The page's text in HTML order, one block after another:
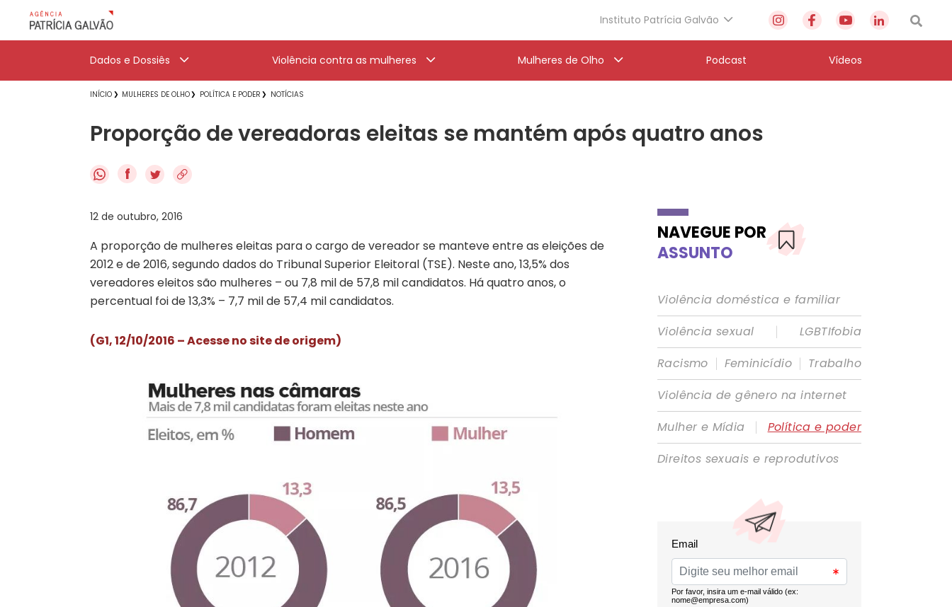
Instituto Patrícia Galvão
Dados e Dossiês Violência contra as mulheres Mulheres de Olho Podcast Vídeos
INÍCIO MULHERES DE OLHO POLÍTICA E PODER NOTÍCIAS
Proporção de vereadoras eleitas se mantém após quatro anos
f
12 de outubro, 2016
A proporção de mulheres eleitas para o cargo de vereador se manteve entre as eleições de
2012 e de 2016, segundo dados do Tribunal Superior Eleitoral (TSE). Neste ano, 13,5% dos
vereadores eleitos são mulheres – ou 7,8 mil de 57,8 mil candidatos. Há quatro anos, o
percentual foi de 13,3% – 7,7 mil de 57,4 mil candidatos.
(G1, 12/10/2016 – Acesse no site de origem)
NAVEGUE POR
ASSUNTO
Violência doméstica e familiar
Violência sexual
|
LGBTIfobia
Racismo | Feminicídio | Trabalho
Violência de gênero na internet
Mulher e Mídia
|
Política e poder
Direitos sexuais e reprodutivos